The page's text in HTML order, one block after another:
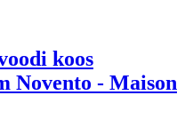
koos
Novento - Maison